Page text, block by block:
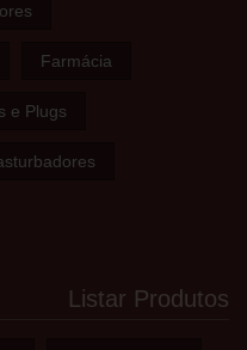
Farmácia
e Plugs
Listar Produtos